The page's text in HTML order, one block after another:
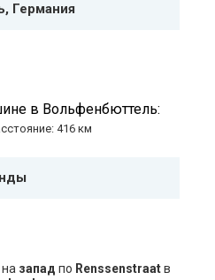
Германия
в Вольфенбюттель:
416 км
запад по Renssenstraatв